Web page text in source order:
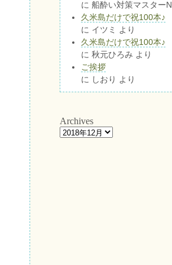
に 船酔い対策マスターN
久米島だけで祝100本♪
に イツミ
より
久米島だけで祝100本♪
に 秋元ひろみ より
ご挨拶
に しおり より
Archives